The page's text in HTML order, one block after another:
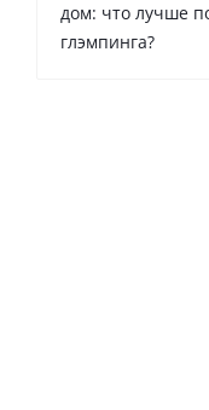
дом: что лучше
глэмпинга?